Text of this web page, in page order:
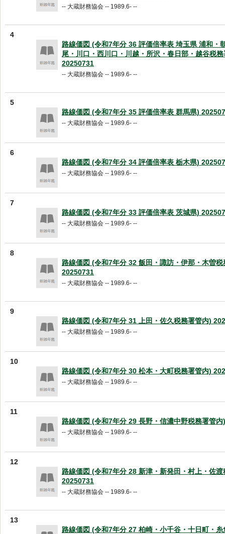
-- 大蔵財務協会 -- 1989.6- --
4
路線価図 (令和7年分 36 評価倍率表 埼玉県 浦和・
尾・川口・西川口・川越・所沢・春日部・越谷税
20250731
-- 大蔵財務協会 -- 1989.6- --
5
路線価図 (令和7年分 35 評価倍率表 群馬県)
-- 大蔵財務協会 -- 1989.6- --
6
路線価図 (令和7年分 34 評価倍率表 栃木県)
-- 大蔵財務協会 -- 1989.6- --
7
路線価図 (令和7年分 33 評価倍率表 茨城県)
-- 大蔵財務協会 -- 1989.6- --
8
路線価図 (令和7年分 32 飯田・諏訪・伊那・木曽税
20250731
-- 大蔵財務協会 -- 1989.6- --
9
路線価図 (令和7年分 31 上田・佐久税務署管内)
-- 大蔵財務協会 -- 1989.6- --
10
路線価図 (令和7年分 30 松本・大町税務署管内)
-- 大蔵財務協会 -- 1989.6- --
11
路線価図 (令和7年分 29 長野・信濃中野税務署管
-- 大蔵財務協会 -- 1989.6- --
12
路線価図 (令和7年分 28 新津・新発田・村上・佐
20250731
-- 大蔵財務協会 -- 1989.6- --
13
路線価図 (令和7年分 27 柏崎・小千谷・十日町・